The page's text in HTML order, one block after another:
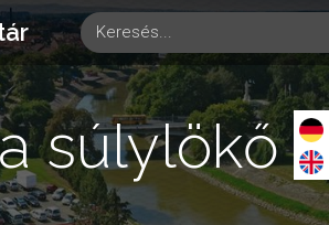
súlylökő